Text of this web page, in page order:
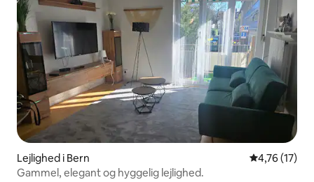
Lejlighed i Bern 4,76 ud af 5
4,76 (17)
Gammel, elegant og hyggelig lejlighed.